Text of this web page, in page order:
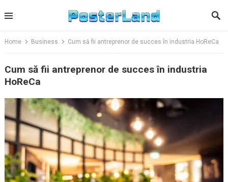
to
Home Business Cum să fii antreprenor de succes în industria HoReCa
Cum să fii antreprenor de succes în industria
HoReCa